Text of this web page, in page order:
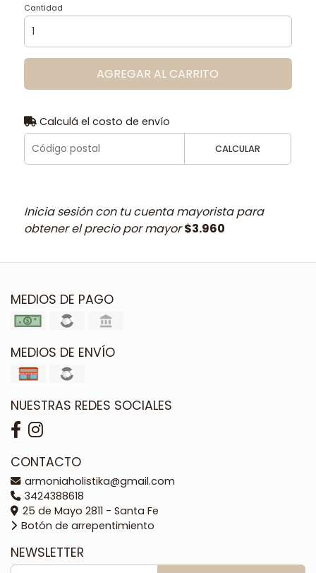
Cantidad
AGREGAR AL CARRITO
Calculá el costo de envío
CALCULAR
Inicia sesión con tu cuenta mayorista para
obtener el precio por mayor$3.960
MEDIOS DE PAGO
MEDIOS DE ENVÍO
NUESTRAS REDES SOCIALES
CONTACTO
armoniaholistika@gmail.com
3424388618
25 de Mayo 2811 - Santa Fe
Botón de arrepentimiento
NEWSLETTER